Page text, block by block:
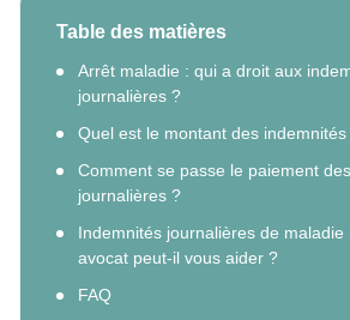
Table des matières
Arrêt maladie : qui a droit aux
journalières ?
Quel est le montant des
Comment se passe le paiement
journalières ?
Indemnités journalières de maladie
avocat peut-il vous aider ?
FAQ